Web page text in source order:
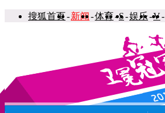
搜狐首页-新闻 -体育-S-娱乐-V-